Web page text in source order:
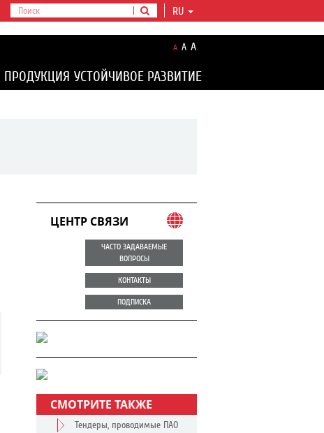
RU
A A A
ПРОДУКЦИЯ УСТОЙЧИВОЕ РАЗВИТИЕ
ЦЕНТР СВЯЗИ
ЧАСТО ЗАДАВАЕМЫЕ
ВОПРОСЫ
КОНТАКТЫ
ПОДПИСКА
СМОТРИТЕ ТАКЖЕ
Тендеры, проводимые ПАО